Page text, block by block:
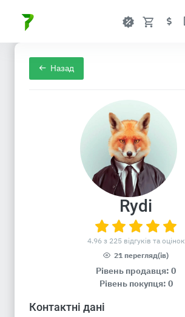
Назад
Rydi
4.96 з 225 відгуків та оцінок
21 перегляд(ів)
Рівень продавця: 0
Рівень покупця: 0
Контактні дані